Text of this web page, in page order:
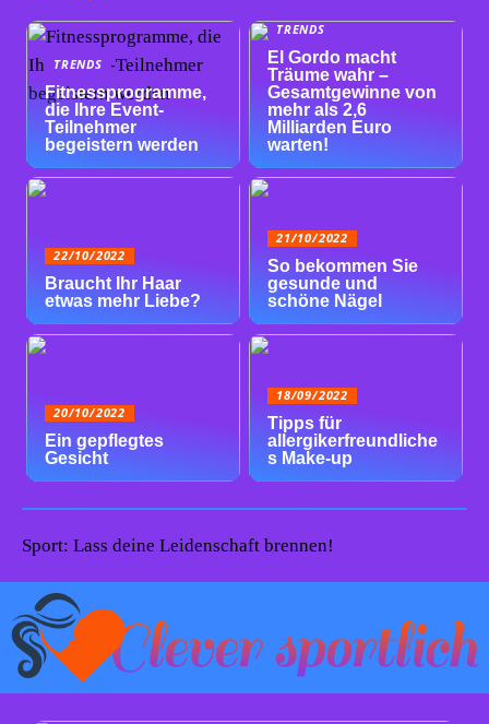
TRENDS
Fitnessprogramme,
die Ihre Event-
Teilnehmer
begeistern werden
TRENDS
El Gordo macht
Träume wahr –
Gesamtgewinne von
mehr als 2,6
Milliarden Euro
warten!
22/10/2022
Braucht Ihr Haar
etwas mehr Liebe?
21/10/2022
So bekommen Sie
gesunde und
schöne Nägel
20/10/2022
Ein gepflegtes
Gesicht
18/09/2022
Tipps für
allergikerfreundliche
s Make-up
Sport: Lass deine Leidenschaft brennen!